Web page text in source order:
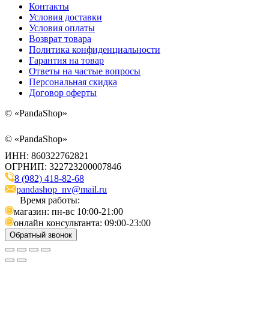
Контакты
Условия доставки
Условия оплаты
Возврат товара
Политика конфиденциальности
Гарантия на товар
Ответы на частые вопросы
Персональная скидка
Договор оферты
© «PandaShop»
© «PandaShop»
ИНН: 860322762821
ОГРНИП: 322723200007846
8 (982) 418-82-68
pandashop_nv@mail.ru
Время работы:
магазин: пн-вс 10:00-21:00
онлайн консультанта: 09:00-23:00
Обратный звонок